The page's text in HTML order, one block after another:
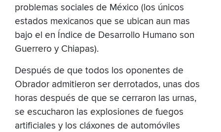
problemas sociales de México (los únicos
estados mexicanos que se ubican aun mas
bajo el en Índice de Desarrollo Humano son
Guerrero y Chiapas).
Después de que todos los oponentes de
Obrador admitieron ser derrotados, unas dos
horas después de que se cerraron las urnas,
se escucharon las explosiones de fuegos
artificiales y los cláxones de automóviles